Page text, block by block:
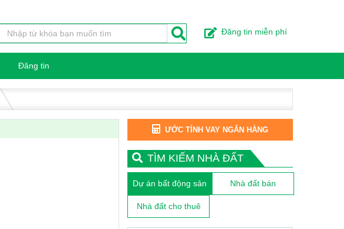
Đăng tin miễn phí
Đăng tin
ƯỚC TÍNH VAY NGÂN HÀNG
TÌM KIẾM NHÀ ĐẤT
Dự án bất động sản Nhà đất bán
Nhà đất cho thuê